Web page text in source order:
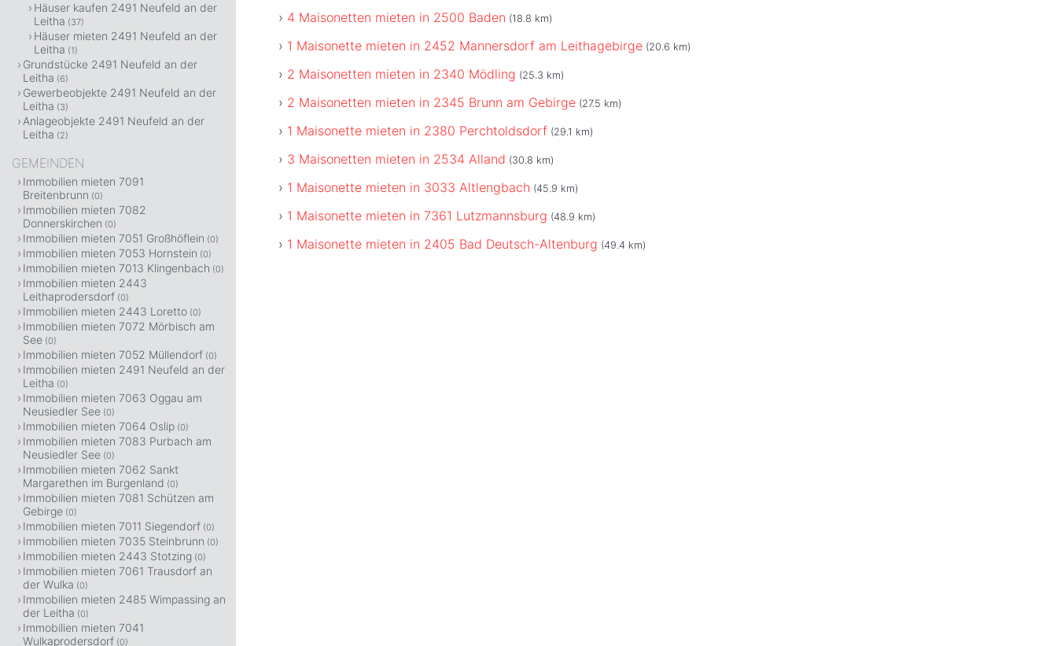
4 Maisonetten mieten in 2500 Baden (18.8 km)
1 Maisonette mieten in 2452 Mannersdorf am Leithagebirge (20.6 km)
2 Maisonetten mieten in 2340 Mödling (25.3 km)
2 Maisonetten mieten in 2345 Brunn am Gebirge (27.5 km)
1 Maisonette mieten in 2380 Perchtoldsdorf (29.1 km)
3 Maisonetten mieten in 2534 Alland (30.8 km)
1 Maisonette mieten in 3033 Altlengbach (45.9 km)
1 Maisonette mieten in 7361 Lutzmannsburg (48.9 km)
1 Maisonette mieten in 2405 Bad Deutsch-Altenburg (49.4 km)
Häuser kaufen 2491 Neufeld an der
Leitha (37)
Häuser mieten 2491 Neufeld an der
Leitha (1)
Grundstücke 2491 Neufeld an der
Leitha (6)
Gewerbeobjekte 2491 Neufeld an der
Leitha (3)
Anlageobjekte 2491 Neufeld an der
Leitha (2)
GEMEINDEN
Immobilien mieten 7091
Breitenbrunn (0)
Immobilien mieten 7082
Donnerskirchen (0)
Immobilien mieten 7051 Großhöflein (0)
Immobilien mieten 7053 Hornstein (0)
Immobilien mieten 7013 Klingenbach (0)
Immobilien mieten 2443
Leithaprodersdorf (0)
Immobilien mieten 2443 Loretto (0)
Immobilien mieten 7072 Mörbisch am
See (0)
Immobilien mieten 7052 Müllendorf (0)
Immobilien mieten 2491 Neufeld an der
Leitha (0)
Immobilien mieten 7063 Oggau am
Neusiedler See (0)
Immobilien mieten 7064 Oslip (0)
Immobilien mieten 7083 Purbach am
Neusiedler See (0)
Immobilien mieten 7062 Sankt
Margarethen im Burgenland (0)
Immobilien mieten 7081 Schützen am
Gebirge (0)
Immobilien mieten 7011 Siegendorf (0)
Immobilien mieten 7035 Steinbrunn (0)
Immobilien mieten 2443 Stotzing (0)
Immobilien mieten 7061 Trausdorf an
der Wulka (0)
Immobilien mieten 2485 Wimpassing an
der Leitha (0)
Immobilien mieten 7041
Wulkaprodersdorf (0)